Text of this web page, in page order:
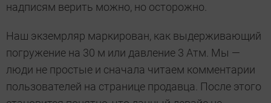
надписям верить можно, но осторожно.
Наш экземрляр маркирован, как выдерживающий
погружение на 30 м или давление 3 Атм. Мы —
люди не простые и сначала читаем комментарии
пользователей на странице продавца. После этого